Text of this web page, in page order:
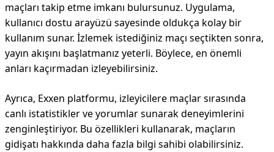
maçları takip etme imkanı bulursunuz. Uygulama,
kullanıcı dostu arayüzü sayesinde oldukça kolay bir
kullanım sunar. İzlemek istediğiniz maçı seçtikten sonra,
yayın akışını başlatmanız yeterli. Böylece, en önemli
anları kaçırmadan izleyebilirsiniz.
Ayrıca, Exxen platformu, izleyicilere maçlar sırasında
canlı istatistikler ve yorumlar sunarak deneyimlerini
zenginleştiriyor. Bu özellikleri kullanarak, maçların
gidişatı hakkında daha fazla bilgi sahibi olabilirsiniz.